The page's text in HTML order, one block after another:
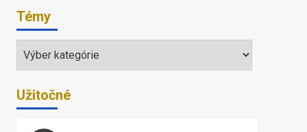
Témy
Témy
Užitočné